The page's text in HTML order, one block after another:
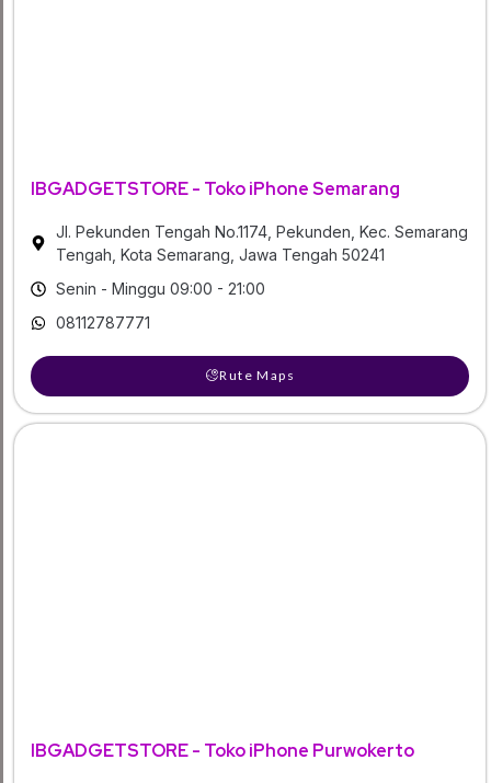
IBGADGETSTORE - Toko iPhone Semarang
Jl. Pekunden Tengah No.1174, Pekunden, Kec. Semarang
Tengah, Kota Semarang, Jawa Tengah 50241
Senin - Minggu 09:00 - 21:00
08112787771
Rute Maps
IBGADGETSTORE - Toko iPhone Purwokerto